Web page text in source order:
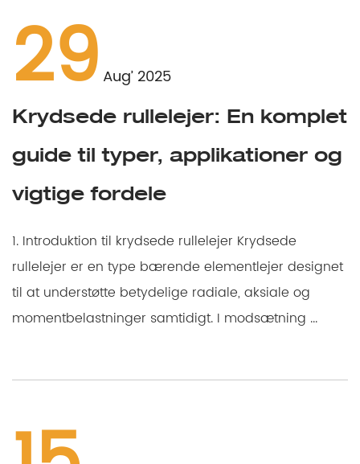
29 Aug’ 2025
Krydsede rullelejer: En komplet
guide til typer, applikationer og
vigtige fordele
1. Introduktion til krydsede rullelejer Krydsede
rullelejer er en type bærende elementlejer designet
til at understøtte betydelige radiale, aksiale og
momentbelastninger samtidigt. I modsætning ...